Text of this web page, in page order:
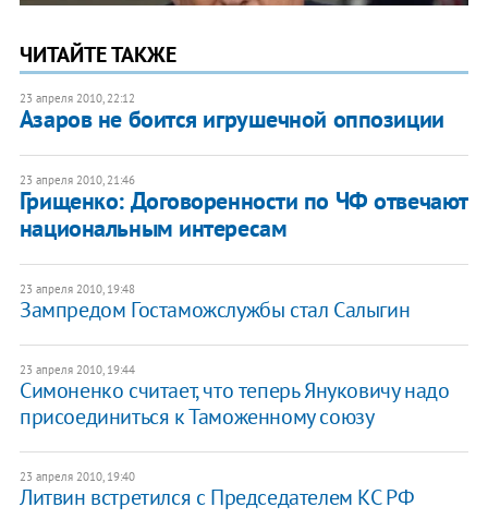
ЧИТАЙТЕ ТАКЖЕ
23 апреля 2010, 22:12
Азаров не боится игрушечной оппозиции
23 апреля 2010, 21:46
Грищенко: Договоренности по ЧФ отвечают
национальным интересам
23 апреля 2010, 19:48
Зампредом Гостаможслужбы стал Салыгин
23 апреля 2010, 19:44
Симоненко считает, что теперь Януковичу надо
присоединиться к Таможенному союзу
23 апреля 2010, 19:40
Литвин встретился с Председателем КС РФ